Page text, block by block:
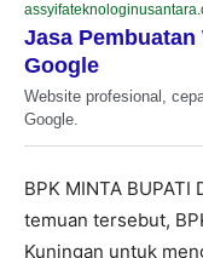
Jasa
Google
Website profesional,
Google.
BPK MINTA BUPATI
temuan tersebut,
Kuningan untuk